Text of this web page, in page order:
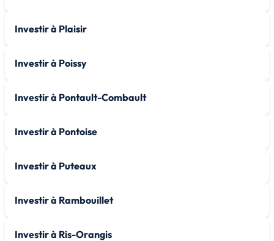
Investir à Plaisir
Investir à Poissy
Investir à Pontault-Combault
Investir à Pontoise
Investir à Puteaux
Investir à Rambouillet
Investir à Ris-Orangis